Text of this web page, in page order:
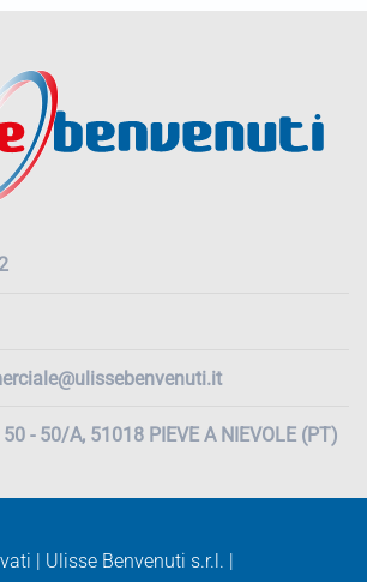
- 50/A, 51018 PIEVE A NIEVOLE (PT)
| Ulisse Benvenuti s.r.l. |